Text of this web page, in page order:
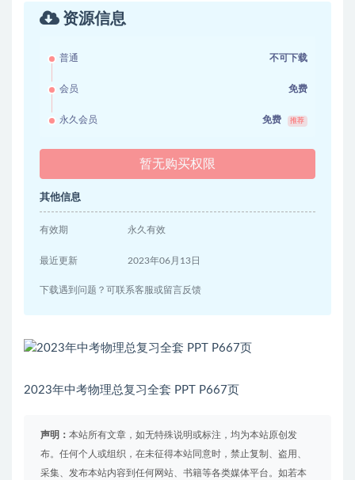
资源信息
普通 不可下载
会员 免费
永久会员 免费 推荐
暂无购买权限
其他信息
有效期 永久有效
最近更新 2023年06月13日
下载遇到问题？可联系客服或留言反馈
2023年中考物理总复习全套 PPT P667页
声明： 本站所有文章，如无特殊说明或标注，均为本站原创发
布。任何个人或组织，在未征得本站同意时，禁止复制、盗用、
采集、发布本站内容到任何网站、书籍等各类媒体平台。如若本